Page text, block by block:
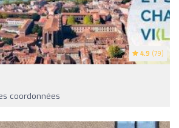
4.9 (79)
coordonnées